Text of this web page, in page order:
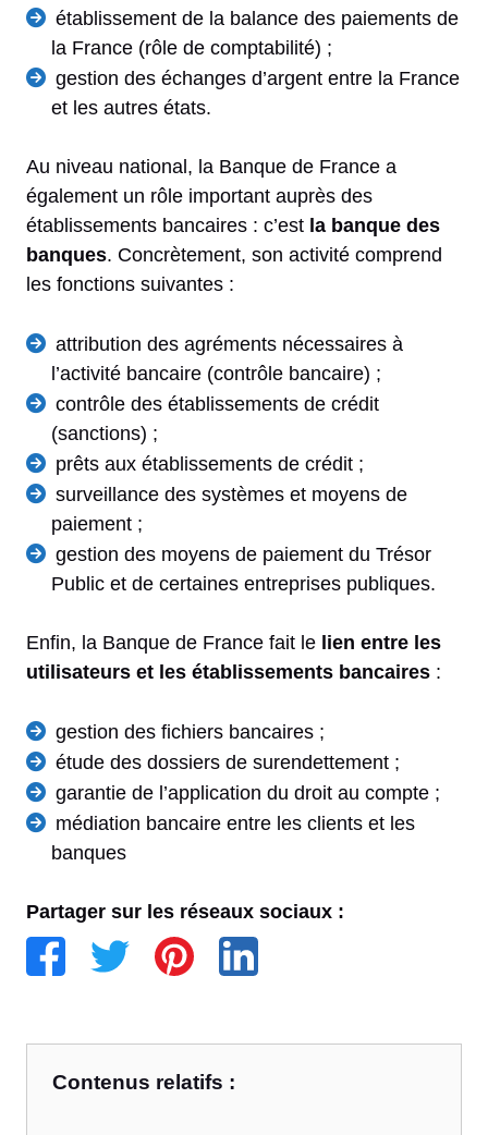
établissement de la balance des paiements de
la France (rôle de comptabilité) ;
gestion des échanges d’argent entre la France
et les autres états.
Au niveau national, la Banque de France a
également un rôle important auprès des
établissements bancaires : c’est la banque des
banques. Concrètement, son activité comprend
les fonctions suivantes :
attribution des agréments nécessaires à
l’activité bancaire (contrôle bancaire) ;
contrôle des établissements de crédit
(sanctions) ;
prêts aux établissements de crédit ;
surveillance des systèmes et moyens de
paiement ;
gestion des moyens de paiement du Trésor
Public et de certaines entreprises publiques.
Enfin, la Banque de France fait le lien entre les
utilisateurs et les établissements bancaires :
gestion des fichiers bancaires ;
étude des dossiers de surendettement ;
garantie de l’application du droit au compte ;
médiation bancaire entre les clients et les
banques
Partager sur les réseaux sociaux :
Contenus relatifs :